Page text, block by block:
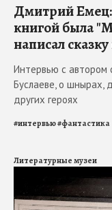
Дмитрий
книгой была
написал
Интервью с автором
Буслаеве, о шнырах,
других героях
#интервью#фантастика
Литературные музеи